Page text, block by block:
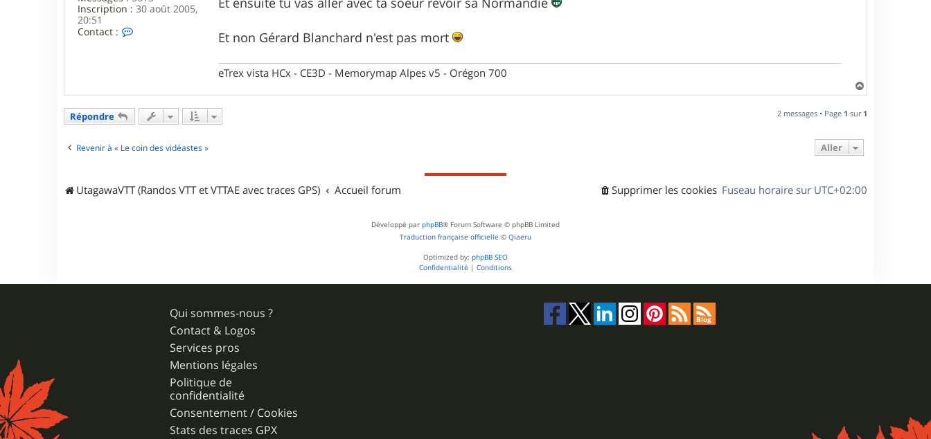
Inscription : 30 août 2005,
20:51
Contact :
t
e
r
n
Et non Gérard Blanchard n'est pas mort
eTrex vista HCx - CE3D - Memorymap Alpes v5 - Orégon 700
a
t
Répondre 2 messages • Page 1 sur 1
Revenir à « Le coin des vidéastes » Aller
UtagawaVTT (Randos VTT et VTTAE avec traces GPS) Accueil forum Fuseau horaire sur UTC+02:00
Supprimer les cookies
Développé par phpBB® Forum Software © phpBB Limited
Traduction française officielle © Qiaeru
Optimized by: phpBB SEO
Confidentialité | Conditions
Qui sommes-nous ?
Contact & Logos
Services pros
Mentions légales
Politique de
confidentialité
Consentement / Cookies
Stats des traces GPX